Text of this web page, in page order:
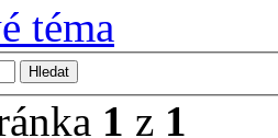
téma
1 z 1